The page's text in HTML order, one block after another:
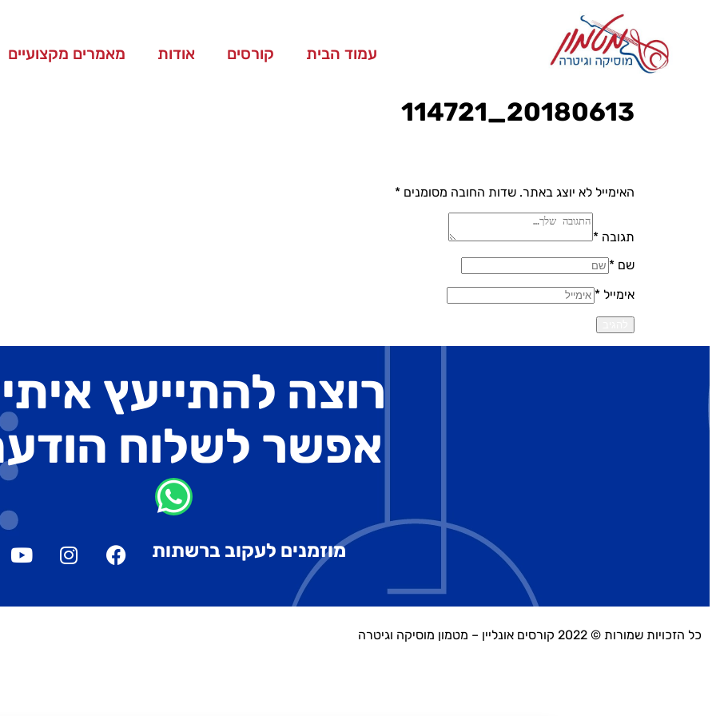
עמוד הבית קורסים אודות מאמרים מקצועיים
20180613_114721
האימייל לא יוצג באתר. שדות החובה מסומנים *
תגובה *
שם *
אימייל *
רוצה להתייעץ
אפשר לשלוח
מוזמנים לעקוב ברשתות
כל הזכויות שמורות © 2022 קורסים אונליין – מטמון מוסיקה וגיטרה